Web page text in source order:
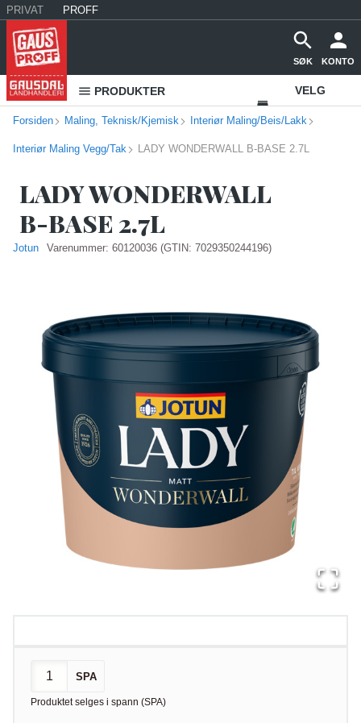
PRIVAT PROFF
SØK KONTO
PRODUKTER VELG
VAREHUS
KONTAKT
Forsiden Maling, Teknisk/Kjemisk Interiør Maling/Beis/Lakk
Interiør Maling Vegg/Tak LADY WONDERWALL B-BASE 2.7L
LADY WONDERWALL
B-BASE 2.7L
Jotun Varenummer: 60120036 (GTIN: 7029350244196)
SPA
Produktet selges i spann (SPA)